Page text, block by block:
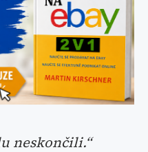
neskončili.“